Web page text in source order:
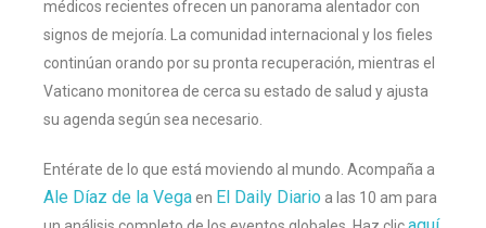
médicos recientes ofrecen un panorama alentador con
signos de mejoría. La comunidad internacional y los fieles
continúan orando por su pronta recuperación, mientras el
Vaticano monitorea de cerca su estado de salud y ajusta
su agenda según sea necesario.
Entérate de lo que está moviendo al mundo. Acompaña a
Ale Díaz de la Vegaen El Daily Diario a las 10 am para